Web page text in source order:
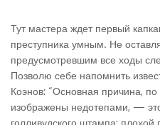
Тут мастера ждет первый
преступника умным. Не
предусмотревшим все ходы
Позволю себе напомнить
Коэнов: “Основная причина,
изображены недотепами, —
голливудского штампа: